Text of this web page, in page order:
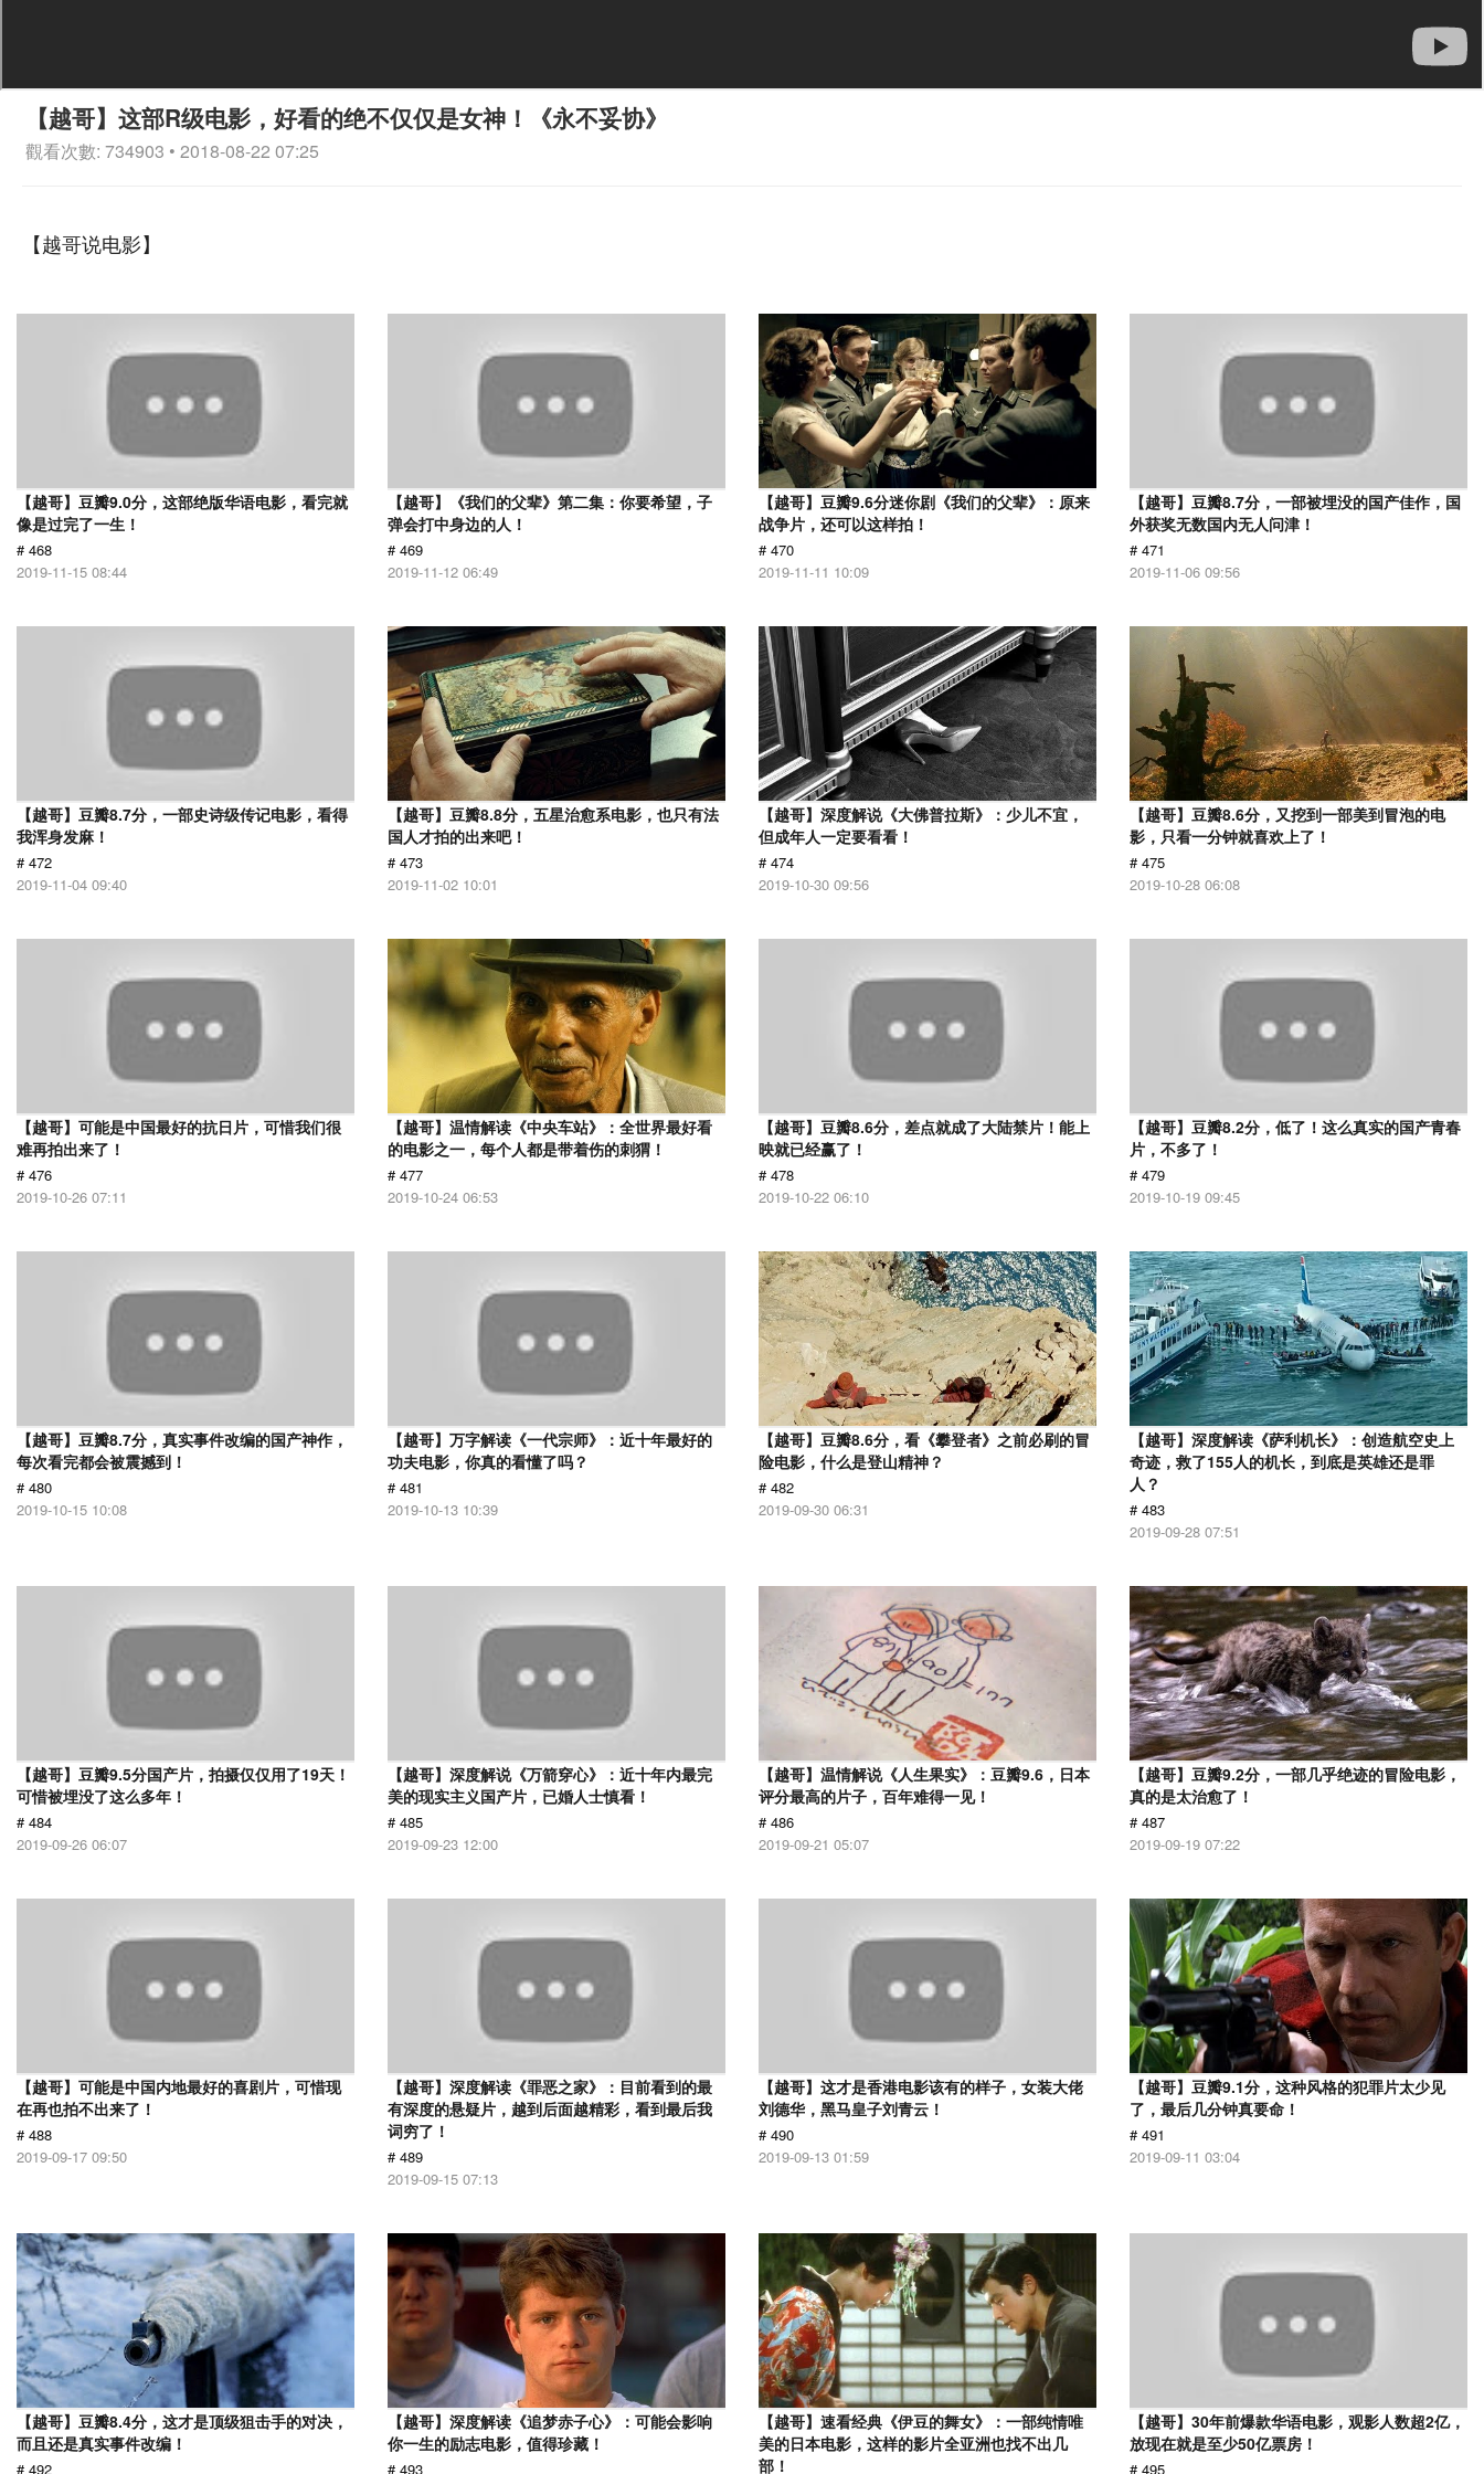
【越哥】这部R级电影，好看的绝不仅仅是女神！《永不妥协》
觀看次數: 734903 • 2018-08-22 07:25
【越哥说电影】
【越哥】豆瓣9.0分，这部绝版华语电影，看完就
像是过完了一生！
# 468
2019-11-15 08:44
【越哥】《我们的父辈》第二集：你要希望，子
弹会打中身边的人！
# 469
2019-11-12 06:49
【越哥】豆瓣9.6分迷你剧《我们的父辈》：原来
战争片，还可以这样拍！
# 470
2019-11-11 10:09
【越哥】豆瓣8.7分，一部被埋没的国产佳作，国
外获奖无数国内无人问津！
# 471
2019-11-06 09:56
【越哥】豆瓣8.7分，一部史诗级传记电影，看得
我浑身发麻！
# 472
2019-11-04 09:40
【越哥】豆瓣8.8分，五星治愈系电影，也只有法
国人才拍的出来吧！
# 473
2019-11-02 10:01
【越哥】深度解说《大佛普拉斯》：少儿不宜，
但成年人一定要看看！
# 474
2019-10-30 09:56
【越哥】豆瓣8.6分，又挖到一部美到冒泡的电
影，只看一分钟就喜欢上了！
# 475
2019-10-28 06:08
【越哥】可能是中国最好的抗日片，可惜我们很
难再拍出来了！
# 476
2019-10-26 07:11
【越哥】温情解读《中央车站》：全世界最好看
的电影之一，每个人都是带着伤的刺猬！
# 477
2019-10-24 06:53
【越哥】豆瓣8.6分，差点就成了大陆禁片！能上
映就已经赢了！
# 478
2019-10-22 06:10
【越哥】豆瓣8.2分，低了！这么真实的国产青春
片，不多了！
# 479
2019-10-19 09:45
【越哥】豆瓣8.7分，真实事件改编的国产神作，
每次看完都会被震撼到！
# 480
2019-10-15 10:08
【越哥】万字解读《一代宗师》：近十年最好的
功夫电影，你真的看懂了吗？
# 481
2019-10-13 10:39
【越哥】豆瓣8.6分，看《攀登者》之前必刷的冒
险电影，什么是登山精神？
# 482
2019-09-30 06:31
【越哥】深度解读《萨利机长》：创造航空史上
奇迹，救了155人的机长，到底是英雄还是罪
人？
# 483
2019-09-28 07:51
【越哥】豆瓣9.5分国产片，拍摄仅仅用了19天！
可惜被埋没了这么多年！
# 484
2019-09-26 06:07
【越哥】深度解说《万箭穿心》：近十年内最完
美的现实主义国产片，已婚人士慎看！
# 485
2019-09-23 12:00
【越哥】温情解说《人生果实》：豆瓣9.6，日本
评分最高的片子，百年难得一见！
# 486
2019-09-21 05:07
【越哥】豆瓣9.2分，一部几乎绝迹的冒险电影，
真的是太治愈了！
# 487
2019-09-19 07:22
【越哥】可能是中国内地最好的喜剧片，可惜现
在再也拍不出来了！
# 488
2019-09-17 09:50
【越哥】深度解读《罪恶之家》：目前看到的最
有深度的悬疑片，越到后面越精彩，看到最后我
词穷了！
# 489
2019-09-15 07:13
【越哥】这才是香港电影该有的样子，女装大佬
刘德华，黑马皇子刘青云！
# 490
2019-09-13 01:59
【越哥】豆瓣9.1分，这种风格的犯罪片太少见
了，最后几分钟真要命！
# 491
2019-09-11 03:04
【越哥】豆瓣8.4分，这才是顶级狙击手的对决，
而且还是真实事件改编！
# 492
【越哥】深度解读《追梦赤子心》：可能会影响
你一生的励志电影，值得珍藏！
# 493
【越哥】速看经典《伊豆的舞女》：一部纯情唯
美的日本电影，这样的影片全亚洲也找不出几
部！
【越哥】30年前爆款华语电影，观影人数超2亿，
放现在就是至少50亿票房！
# 495